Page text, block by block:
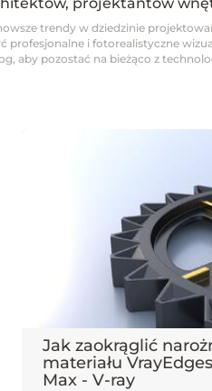
trendy w dziedzinie
profesjonalne i fotorealistyczne
aby pozostać na bieżąco z
Jak zaokrąglić
materiału
Max - V-ray